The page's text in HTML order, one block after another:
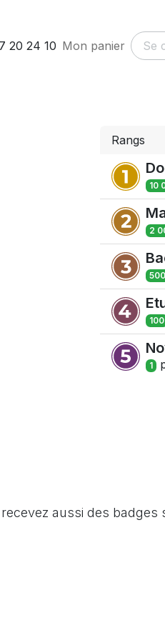
Blog Forum
20 24 10 Mon panier Se
Rangs
10
2
500
100
1
aussi des badges